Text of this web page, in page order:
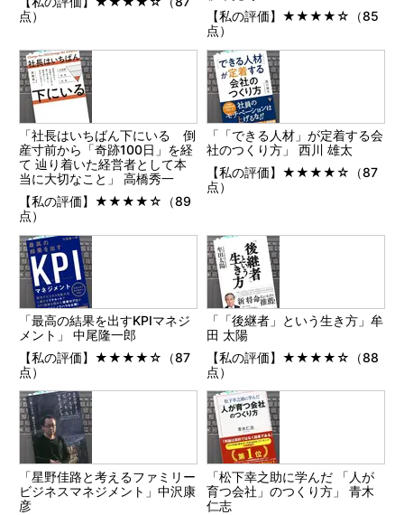
点）
【私の評価】★★★★☆（85
点）
「社長はいちばん下にいる 倒
産寸前から「奇跡100日」を経
て 辿り着いた経営者として本
当に大切なこと」 高橋秀一
【私の評価】★★★★☆（89
点）
「「できる人材」が定着する会
社のつくり方」 西川 雄太
【私の評価】★★★★☆（87
点）
「最高の結果を出すKPIマネジ
メント」 中尾隆一郎
【私の評価】★★★★☆（87
点）
「「後継者」という生き方」牟
田 太陽
【私の評価】★★★★☆（88
点）
「星野佳路と考えるファミリー
ビジネスマネジメント」中沢康
彦
「松下幸之助に学んだ 「人が
育つ会社」のつくり方」 青木
仁志